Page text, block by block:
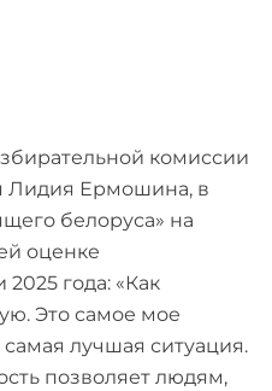
комиссии
Лидия Ермошина, в
белоруса» на
оценке
года: «Как
Это самое мое
лучшая ситуация.
позволяет людям,